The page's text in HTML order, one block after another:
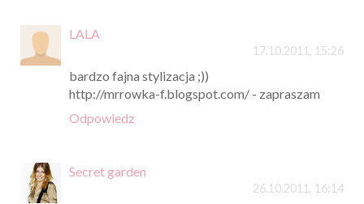
LALA
17.10.2011, 15:26
bardzo fajna stylizacja ;))
http://mrrowka-f.blogspot.com/ - zapraszam
Odpowiedz
Secret garden
26.10.2011, 16:14